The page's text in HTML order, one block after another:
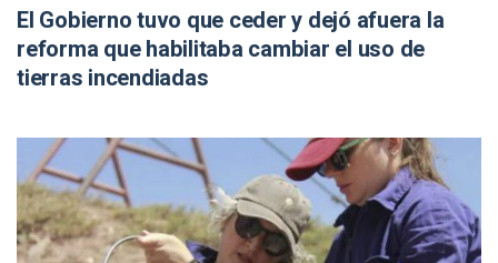
El Gobierno tuvo que ceder y dejó afuera la
reforma que habilitaba cambiar el uso de
tierras incendiadas